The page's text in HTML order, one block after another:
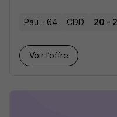
Pau - 64 CDD 20 -
Voir l’offre